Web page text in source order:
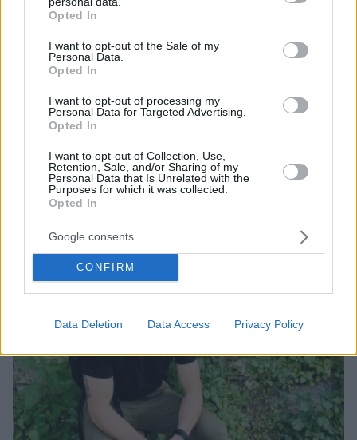
grant or deny consent to Google and its third-party tags to
use your data for below specified purposes in below Google
consent section.
Opted In
I want to opt-out of the Sale of my
Personal Data.
Opted In
I want to opt-out of processing my
Personal Data for Targeted Advertising.
Opted In
I want to opt-out of Collection, Use,
Retention, Sale, and/or Sharing of my
Personal Data that Is Unrelated with the
Purposes for which it was collected.
Opted In
Google consents
CONFIRM
Data Deletion Data Access Privacy Policy
Ο οδηγός του φορτηγού περιγράφει πώς έγινε το
τροχαίο με τους νεκρούς μάνα και γιο στις Σέρρες,
η 43χρονη και ο 21χρονος πήγαιναν μαζί για
δουλειά
07.08.2026, 13:17